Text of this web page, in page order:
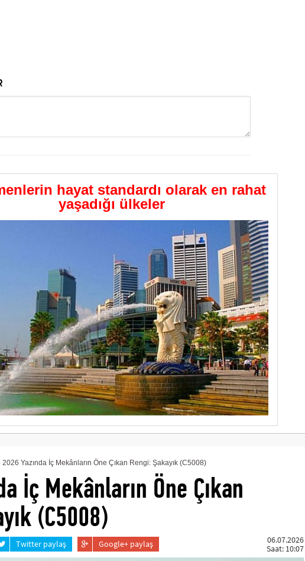
hayat standardı olarak en rahat
yaşadığı ülkeler
İç Mekânların Öne Çıkan
(C5008)
Yazında İç Mekânların Öne Çıkan Rengi: Şakayık (C5008)
Twitter paylaş Google+ paylaş
06.07.2026
Saat: 10:07